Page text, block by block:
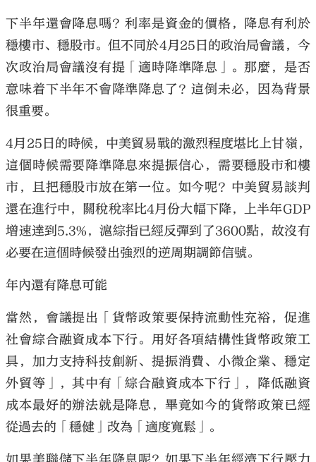
下半年還會降息嗎？利率是資金的價格，降息有利於
穩樓市、穩股市。但不同於4月25日的政治局會議，今
次政治局會議沒有提「適時降準降息」。那麼，是否
意味着下半年不會降準降息了？這倒未必，因為背景
很重要。
4月25日的時候，中美貿易戰的激烈程度堪比上甘嶺，
這個時候需要降準降息來提振信心，需要穩股市和樓
市，且把穩股市放在第一位。如今呢？中美貿易談判
還在進行中，關稅稅率比4月份大幅下降，上半年GDP
增速達到5.3%，滬綜指已經反彈到了3600點，故沒有
必要在這個時候發出強烈的逆周期調節信號。
年內還有降息可能
當然，會議提出「貨幣政策要保持流動性充裕，促進
社會綜合融資成本下行。用好各項結構性貨幣政策工
具，加力支持科技創新、提振消費、小微企業、穩定
外貿等」，其中有「綜合融資成本下行」，降低融資
成本最好的辦法就是降息，畢竟如今的貨幣政策已經
從過去的「穩健」改為「適度寬鬆」。